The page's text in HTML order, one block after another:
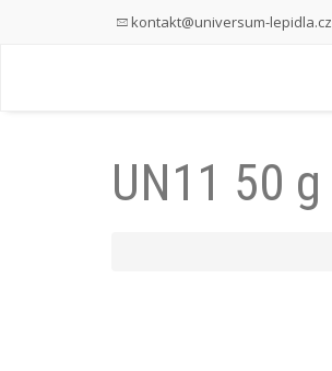
kontakt@universum-lepidla.cz
UN11 50 g